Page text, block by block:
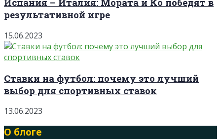
результативной игре
15.06.2023
Ставки на футбол: почему это лучший
выбор для спортивных ставок
13.06.2023
О блоге